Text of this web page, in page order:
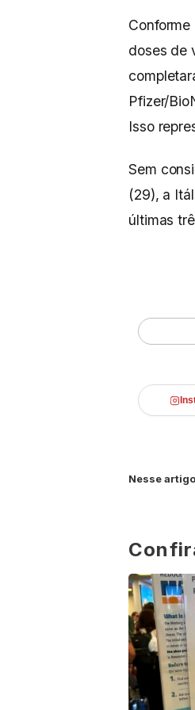
doses de
Pfizer/
Isso
Sem
(29), a
últimas
Nesse